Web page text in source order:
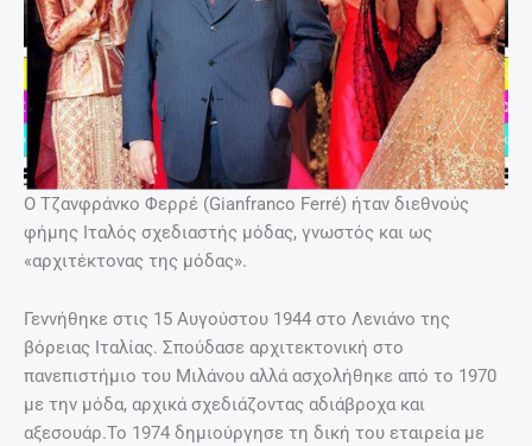
Ο Τζανφράνκο Φερρέ (Gianfranco Ferré) ήταν διεθνούς
φήμης Ιταλός σχεδιαστής μόδας, γνωστός και ως
«αρχιτέκτονας της μόδας».
Γεννήθηκε στις 15 Αυγούστου 1944 στο Λενιάνο της
βόρειας Ιταλίας. Σπούδασε αρχιτεκτονική στο
πανεπιστήμιο του Μιλάνου αλλά ασχολήθηκε από το 1970
με την μόδα, αρχικά σχεδιάζοντας αδιάβροχα και
αξεσουάρ.Το 1974 δημιούργησε τη δική του εταιρεία με